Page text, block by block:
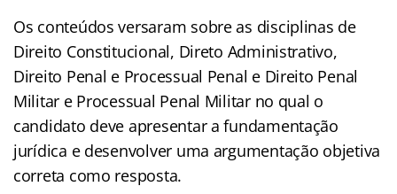
Os conteúdos versaram sobre as disciplinas de
Direito Constitucional, Direto Administrativo,
Direito Penal e Processual Penal e Direito Penal
Militar e Processual Penal Militar no qual o
candidato deve apresentar a fundamentação
jurídica e desenvolver uma argumentação objetiva
correta como resposta.